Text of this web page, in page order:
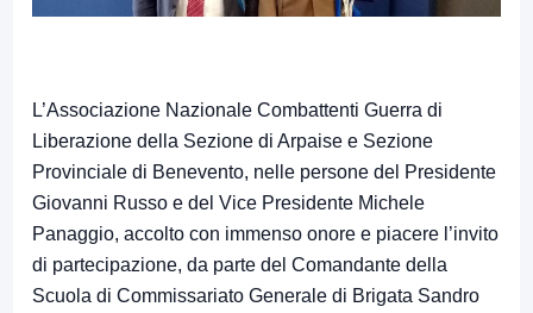
L’Associazione Nazionale Combattenti Guerra di
Liberazione della Sezione di Arpaise e Sezione
Provinciale di Benevento, nelle persone del Presidente
Giovanni Russo e del Vice Presidente Michele
Panaggio, accolto con immenso onore e piacere l’invito
di partecipazione, da parte del Comandante della
Scuola di Commissariato Generale di Brigata Sandro